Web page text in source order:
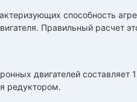
способность
Правильный расчет
двигателей
редуктором.